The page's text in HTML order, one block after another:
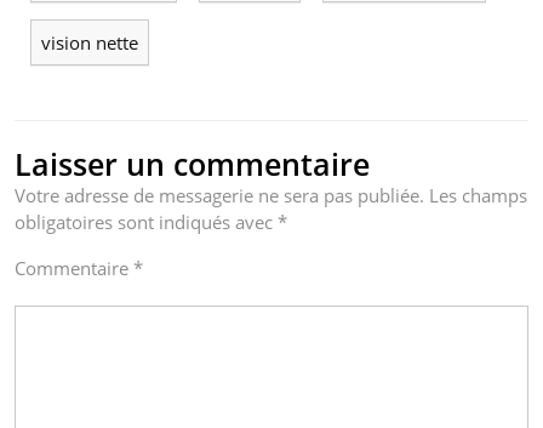
vision nette
Laisser un commentaire
Votre adresse de messagerie ne sera pas publiée. Les champs
obligatoires sont indiqués avec *
Commentaire *